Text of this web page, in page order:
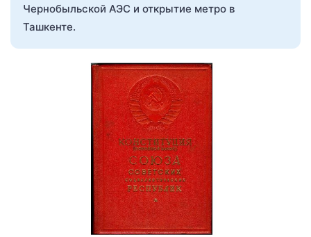
Чернобыльской АЭС и открытие метро в
Ташкенте.